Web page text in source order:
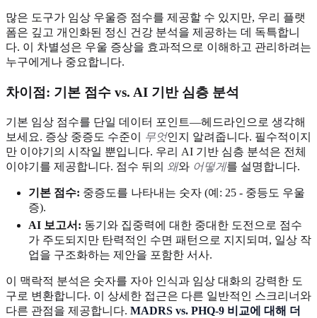
많은 도구가 임상 우울증 점수를 제공할 수 있지만, 우리 플랫
폼은 깊고 개인화된 정신 건강 분석을 제공하는 데 독특합니
다. 이 차별성은 우울 증상을 효과적으로 이해하고 관리하려는
누구에게나 중요합니다.
차이점: 기본 점수 vs. AI 기반 심층 분석
기본 임상 점수를 단일 데이터 포인트—헤드라인으로 생각해
보세요. 증상 중증도 수준이
무엇인지 알려줍니다. 필수적이지
만 이야기의 시작일 뿐입니다. 우리 AI 기반 심층 분석은 전체
이야기를 제공합니다. 점수 뒤의 왜와 어떻게를 설명합니다.
기본 점수: 중증도를 나타내는 숫자 (예: 25 - 중등도 우울
증).
AI 보고서: 동기와 집중력에 대한 중대한 도전으로 점수
가 주도되지만 탄력적인 수면 패턴으로 지지되며, 일상 작
업을 구조화하는 제안을 포함한 서사.
이 맥락적 분석은 숫자를 자아 인식과 임상 대화의 강력한 도
구로 변환합니다. 이 상세한 접근은 다른 일반적인 스크리너와
다른 관점을 제공합니다. MADRS vs. PHQ-9 비교에 대해 더